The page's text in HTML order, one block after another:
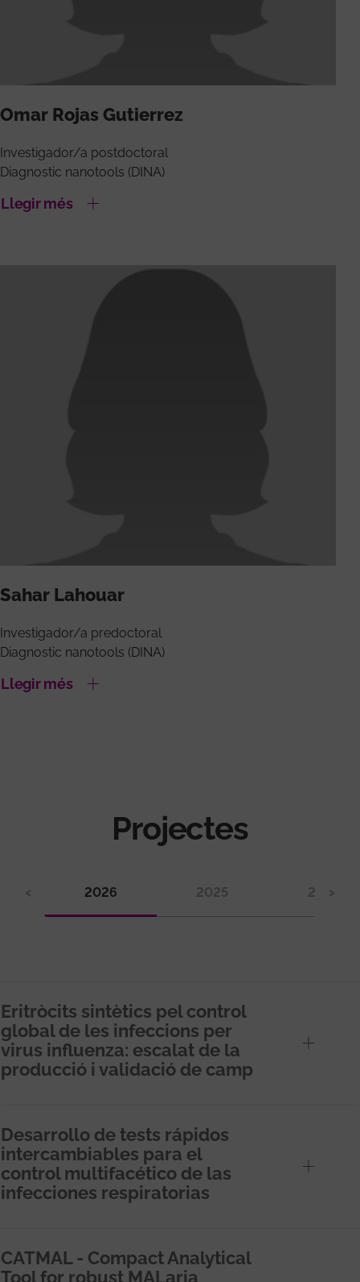
Omar Rojas Gutierrez
Investigador/a postdoctoral
Diagnostic nanotools (DINA)
Llegir més
Sahar Lahouar
Investigador/a predoctoral
Diagnostic nanotools (DINA)
Llegir més
Projectes
< 2026 2025 2024
>
Eritròcits sintètics pel control
global de les infeccions per
virus influenza: escalat de la
producció i validació de camp
Desarrollo de tests rápidos
intercambiables para el
control multifacético de las
infecciones respiratorias
CATMAL - Compact Analytical
Tool for robust MALaria